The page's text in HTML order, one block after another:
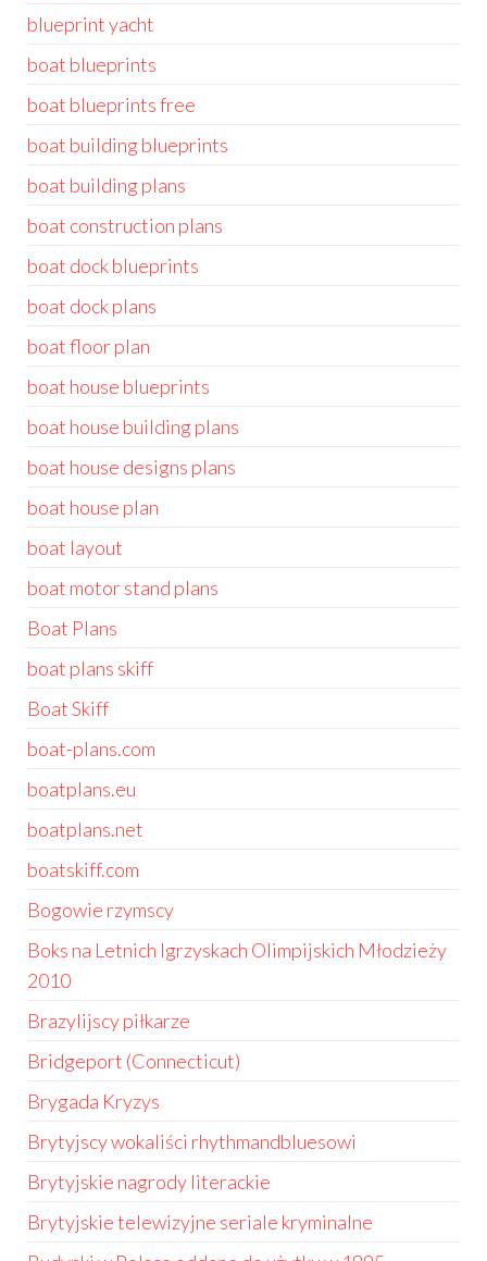
blueprint yacht
boat blueprints
boat blueprints free
boat building blueprints
boat building plans
boat construction plans
boat dock blueprints
boat dock plans
boat floor plan
boat house blueprints
boat house building plans
boat house designs plans
boat house plan
boat layout
boat motor stand plans
Boat Plans
boat plans skiff
Boat Skiff
boat-plans.com
boatplans.eu
boatplans.net
boatskiff.com
Bogowie rzymscy
Boks na Letnich Igrzyskach Olimpijskich Młodzieży
2010
Brazylijscy piłkarze
Bridgeport (Connecticut)
Brygada Kryzys
Brytyjscy wokaliści rhythmandbluesowi
Brytyjskie nagrody literackie
Brytyjskie telewizyjne seriale kryminalne